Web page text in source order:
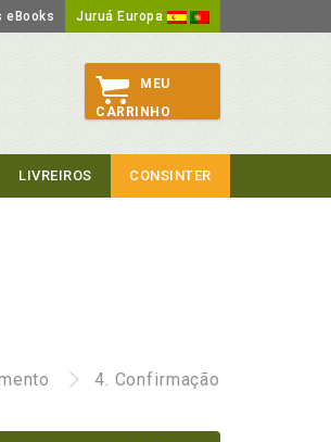
eBooks Juruá Europa
MEU
CARRINHO
LIVREIROS CONSINTER
4. Confirmação